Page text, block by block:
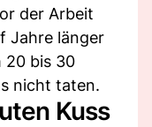
der Arbeit
Jahre länger
20 bis 30
nicht taten.
Kuss